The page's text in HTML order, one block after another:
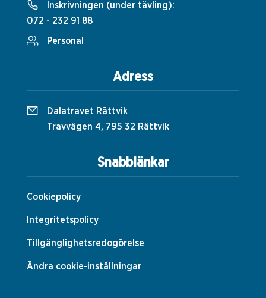
Snabblänkar
Cookiepolicy
Integritetspolicy
Tillgänglighetsredogörelse
Ändra cookie-inställningar
Inskrivningen (under tävling):
072 - 232 91 88
Personal
Adress
Dalatravet Rättvik
Travvägen 4, 795 32 Rättvik